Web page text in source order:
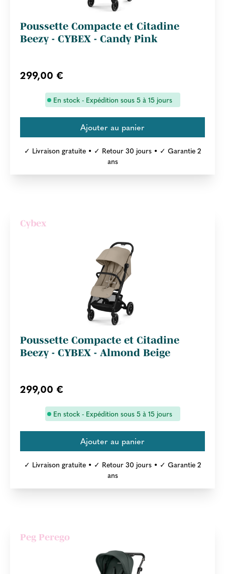
Poussette Compacte et Citadine
Beezy - CYBEX - Candy Pink
299,00 €
En stock - Expédition sous 5 à 15 jours
✓ Livraison gratuite • ✓ Retour 30 jours • ✓ Garantie 2
ans
Cybex
Poussette Compacte et Citadine
Beezy - CYBEX - Almond Beige
299,00 €
En stock - Expédition sous 5 à 15 jours
✓ Livraison gratuite • ✓ Retour 30 jours • ✓ Garantie 2
ans
Peg Perego